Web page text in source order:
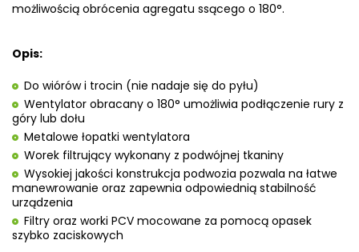
możliwością obrócenia agregatu ssącego o 180°.
Opis:
Do wiórów i trocin (nie nadaje się do pyłu)
Wentylator obracany o 180° umożliwia podłączenie rury z
góry lub dołu
Metalowe łopatki wentylatora
Worek filtrujący wykonany z podwójnej tkaniny
Wysokiej jakości konstrukcja podwozia pozwala na łatwe
manewrowanie oraz zapewnia odpowiednią stabilność
urządzenia
Filtry oraz worki PCV mocowane za pomocą opasek
szybko zaciskowych